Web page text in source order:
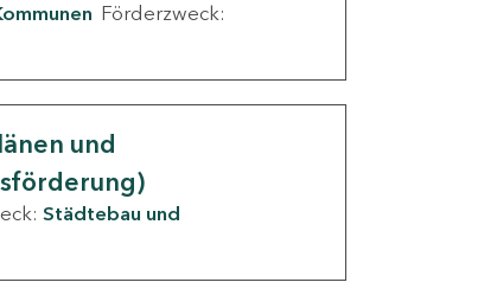
Förderzweck:
und
Städtebau und